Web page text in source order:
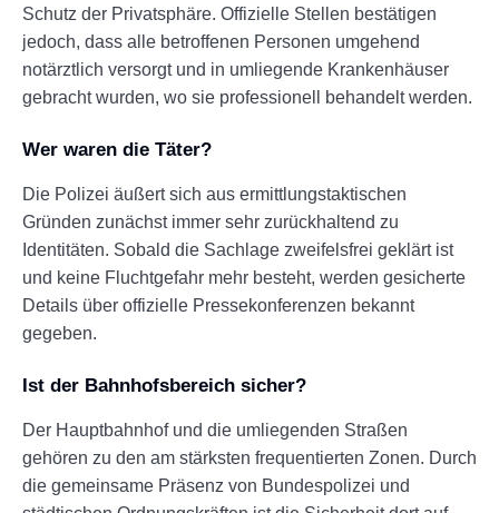
Schutz der Privatsphäre. Offizielle Stellen bestätigen
jedoch, dass alle betroffenen Personen umgehend
notärztlich versorgt und in umliegende Krankenhäuser
gebracht wurden, wo sie professionell behandelt werden.
Wer waren die Täter?
Die Polizei äußert sich aus ermittlungstaktischen
Gründen zunächst immer sehr zurückhaltend zu
Identitäten. Sobald die Sachlage zweifelsfrei geklärt ist
und keine Fluchtgefahr mehr besteht, werden gesicherte
Details über offizielle Pressekonferenzen bekannt
gegeben.
Ist der Bahnhofsbereich sicher?
Der Hauptbahnhof und die umliegenden Straßen
gehören zu den am stärksten frequentierten Zonen. Durch
die gemeinsame Präsenz von Bundespolizei und